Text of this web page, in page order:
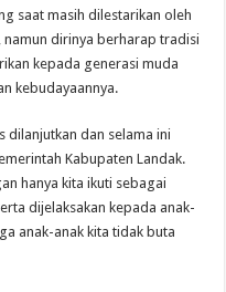
saat masih dilestarikan oleh
namun dirinya berharap tradisi
kepada generasi muda
kebudayaannya.
dilanjutkan dan selama ini
Kabupaten Landak.
hanya kita ikuti sebagai
dijelaksakan kepada anak-
anak-anak kita tidak buta